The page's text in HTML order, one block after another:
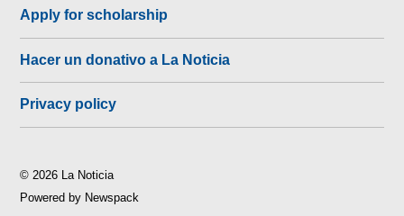
Apply for scholarship
Hacer un donativo a La Noticia
Privacy policy
© 2026 La Noticia
Powered by Newspack